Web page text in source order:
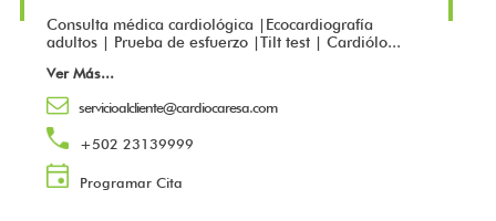
Consulta médica cardiológica |Ecocardiografía
adultos | Prueba de esfuerzo |Tilt test | Cardiólo...
Ver Más...
servicioalcliente@cardiocaresa.com
+502 23139999
Programar Cita